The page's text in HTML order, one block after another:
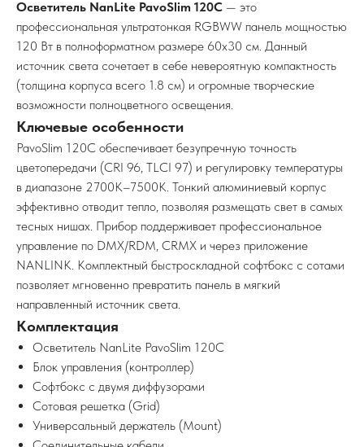
Осветитель NanLite PavoSlim 120C — это
профессиональная ультратонкая RGBWW панель мощностью
120 Вт в полноформатном размере 60x30 см. Данный
источник света сочетает в себе невероятную компактность
(толщина корпуса всего 1.8 см) и огромные творческие
возможности полноцветного освещения.
Ключевые особенности
PavoSlim 120C обеспечивает безупречную точность
цветопередачи (CRI 96, TLCI 97) и регулировку температуры
в диапазоне 2700K–7500K. Тонкий алюминиевый корпус
эффективно отводит тепло, позволяя размещать свет в самых
тесных нишах. Прибор поддерживает профессиональное
управление по DMX/RDM, CRMX и через приложение
NANLINK. Комплектный быстроскладной софтбокс с сотами
позволяет мгновенно превратить панель в мягкий
направленный источник света.
Комплектация
Осветитель NanLite PavoSlim 120C
Блок управления (контроллер)
Софтбокс с двумя диффузорами
Сотовая решетка (Grid)
Универсальный держатель (Mount)